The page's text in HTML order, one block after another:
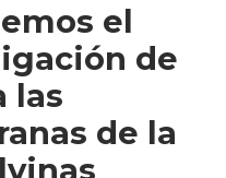
el
de
las
de la